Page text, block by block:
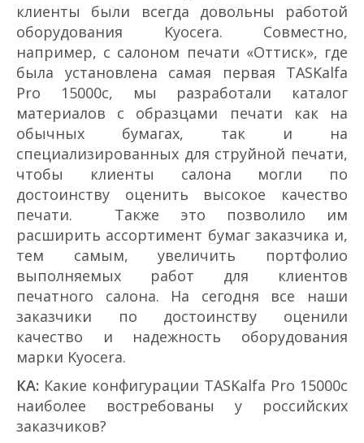
клиенты были всегда довольны работой
оборудования Kyocera. Совместно,
например, с салоном печати «Оттиск», где
была установлена самая первая TASKalfa
Pro 15000c, мы разработали каталог
материалов с образцами печати как на
обычных бумагах, так и на
специализированных для струйной печати,
чтобы клиенты салона могли по
достоинству оценить высокое качество
печати. Также это позволило им
расширить ассортимент бумаг заказчика и,
тем самым, увеличить портфолио
выполняемых работ для клиентов
печатного салона. На сегодня все наши
заказчики по достоинству оценили
качество и надежность оборудования
марки Kyocera.
КА: Какие конфигурации TASKalfa Pro 15000c
наиболее востребованы у российских
заказчиков?